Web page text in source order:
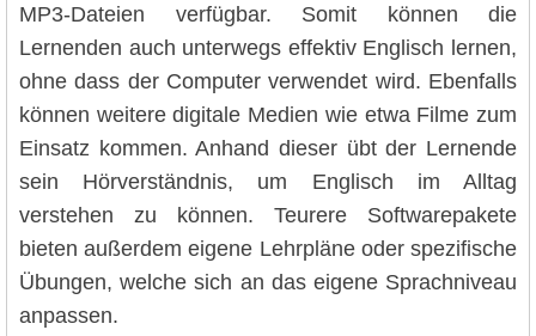
MP3-Dateien verfügbar. Somit können die
Lernenden auch unterwegs effektiv Englisch lernen,
ohne dass der Computer verwendet wird. Ebenfalls
können weitere digitale Medien wie etwa Filme zum
Einsatz kommen. Anhand dieser übt der Lernende
sein Hörverständnis, um Englisch im Alltag
verstehen zu können. Teurere Softwarepakete
bieten außerdem eigene Lehrpläne oder spezifische
Übungen, welche sich an das eigene Sprachniveau
anpassen.